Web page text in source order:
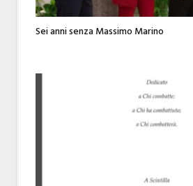
Sei anni senza Massimo Marino